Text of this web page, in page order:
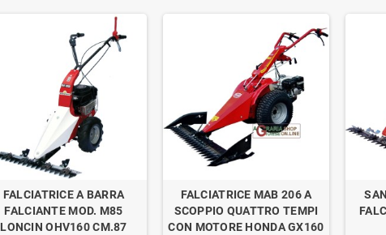
FALCIATRICE A BARRA
FALCIANTE MOD. M85
LONCIN OHV160 CM.87
FALCIATRICE MAB 206 A
SCOPPIO QUATTRO TEMPI
CON MOTORE HONDA GX160